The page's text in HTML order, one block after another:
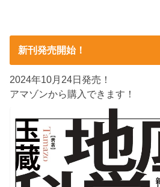
新刊発売開始！
2024年10月24日発売！
アマゾンから購入できます！